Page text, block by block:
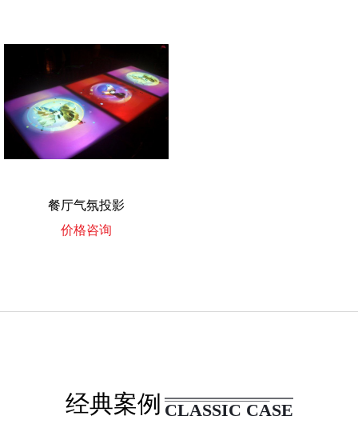
餐厅气氛投影
价格咨询
经典案例 CLASSIC CASE